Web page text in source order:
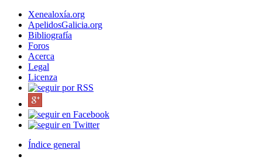
Xenealoxía.org
ApelidosGalicia.org
Bibliografía
Foros
Acerca
Legal
Licenza
Índice general